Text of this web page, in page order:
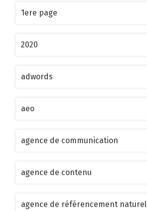
1ere page
2020
adwords
aeo
agence de communication
agence de contenu
agence de référencement naturel